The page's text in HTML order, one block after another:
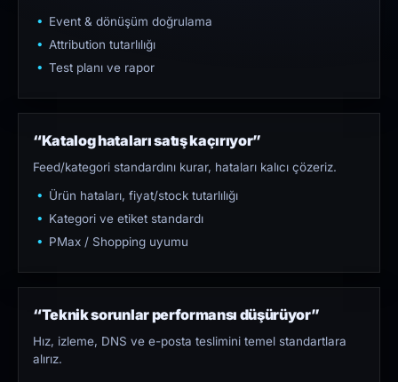
Event & dönüşüm doğrulama
Attribution tutarlılığı
Test planı ve rapor
“Katalog hataları satış kaçırıyor”
Feed/kategori standardını kurar, hataları kalıcı çözeriz.
Ürün hataları, fiyat/stock tutarlılığı
Kategori ve etiket standardı
PMax / Shopping uyumu
“Teknik sorunlar performansı düşürüyor”
Hız, izleme, DNS ve e-posta teslimini temel standartlara
alırız.